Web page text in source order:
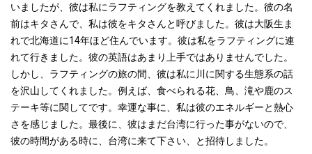
いましたが、彼は私にラフティングを教えてくれました。彼の名
前はキタさんで、私は彼をキタさんと呼びました。彼は大阪生ま
れで北海道に14年ほど住んでいます。彼は私をラフティングに連
れて行きました。彼の英語はあまり上手ではありませんでした。
しかし、ラフティングの旅の間、彼は私に川に関する生態系の話
を沢山してくれました。例えば、食べられる花、鳥、滝や鹿のス
テーキ等に関してです。幸運な事に、私は彼のエネルギーと熱心
さを感じました。最後に、彼はまだ台湾に行った事がないので、
彼の時間がある時に、台湾に来て下さい、と招待しました。